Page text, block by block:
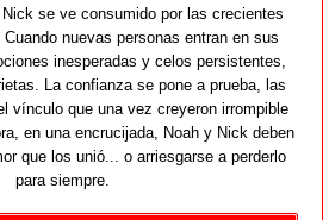
se ve consumido por las crecientes
nuevas personas entran en sus
inesperadas y celos persistentes,
La confianza se pone a prueba, las
vínculo que una vez creyeron irrompible
en una encrucijada, Noah y Nick deben
que los unió... o arriesgarse a perderlo
para siempre.